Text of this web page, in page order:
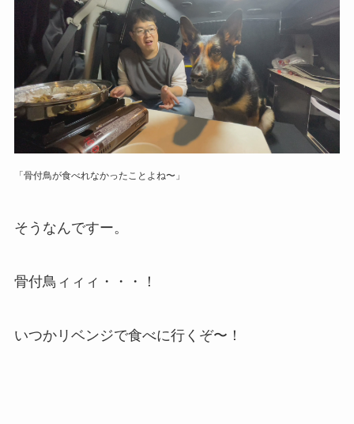
「骨付鳥が食べれなかったことよね〜」
そうなんですー。
骨付鳥ィィィ・・・！
いつかリベンジで食べに行くぞ〜！